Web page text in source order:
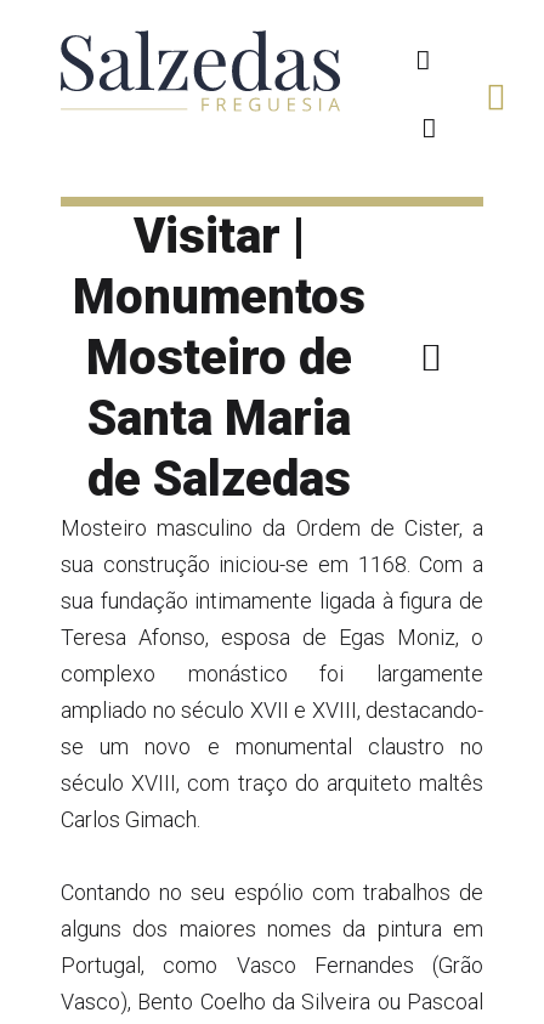
Visitar |
Monumentos
Mosteiro de
Santa Maria
de Salzedas
Mosteiro masculino da Ordem de Cister, a
sua construção iniciou-se em 1168. Com a
sua fundação intimamente ligada à figura de
Teresa Afonso, esposa de Egas Moniz, o
complexo monástico foi largamente
ampliado no século XVII e XVIII, destacando-
se um novo e monumental claustro no
século XVIII, com traço do arquiteto maltês
Carlos Gimach.
Contando no seu espólio com trabalhos de
alguns dos maiores nomes da pintura em
Portugal, como Vasco Fernandes (Grão
Vasco), Bento Coelho da Silveira ou Pascoal